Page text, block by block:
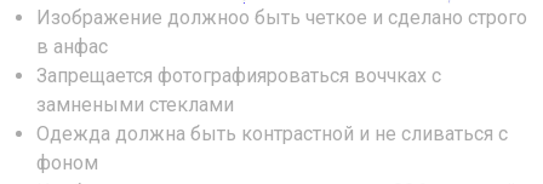
Изображение должноо быть четкое и сделано строго
в анфас
Запрещается фотографияроваться воччках с
замнеными стеклами
Одежда должна быть контрастной и не сливаться с
фоном